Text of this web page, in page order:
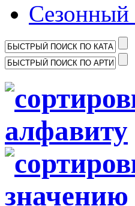
Сезонный